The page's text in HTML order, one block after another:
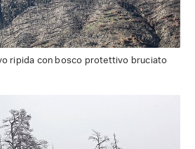
ripida con bosco protettivo bruciato